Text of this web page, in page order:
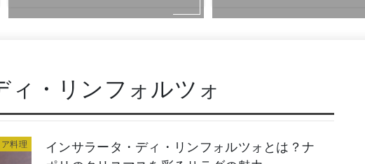
ィ・リンフォルツォ
料理
インサラータ・ディ・リンフォルツォとは？ナ